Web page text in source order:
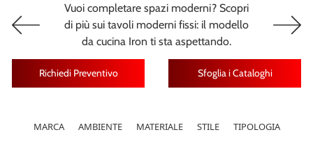
Vuoi completare spazi moderni? Scopri
di più sui tavoli moderni fissi: il modello
da cucina Iron ti sta aspettando.
Richiedi Preventivo Sfoglia i Cataloghi
MARCA AMBIENTE MATERIALE STILE TIPOLOGIA